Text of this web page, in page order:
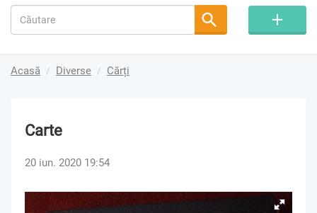
Acasă Diverse Cărți
Carte
20 iun. 2020 19:54